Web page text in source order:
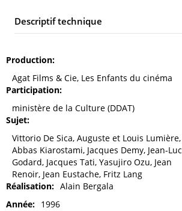
Descriptif technique
Production
Agat Films & Cie, Les Enfants du cinéma
Participation
ministère de la Culture (DDAT)
Sujet
Vittorio De Sica, Auguste et Louis Lumière,
Abbas Kiarostami, Jacques Demy, Jean-Luc
Godard, Jacques Tati, Yasujiro Ozu, Jean
Renoir, Jean Eustache, Fritz Lang
Réalisation
Alain Bergala
Année
1996